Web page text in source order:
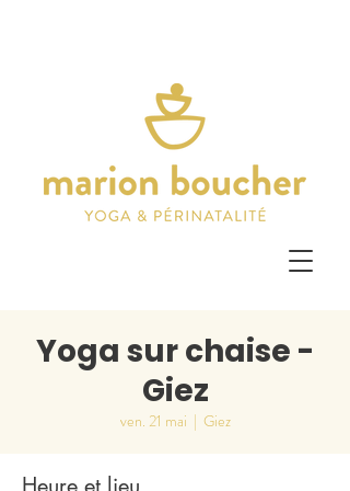
Yoga sur chaise -
Giez
ven. 21 mai
  |
Giez